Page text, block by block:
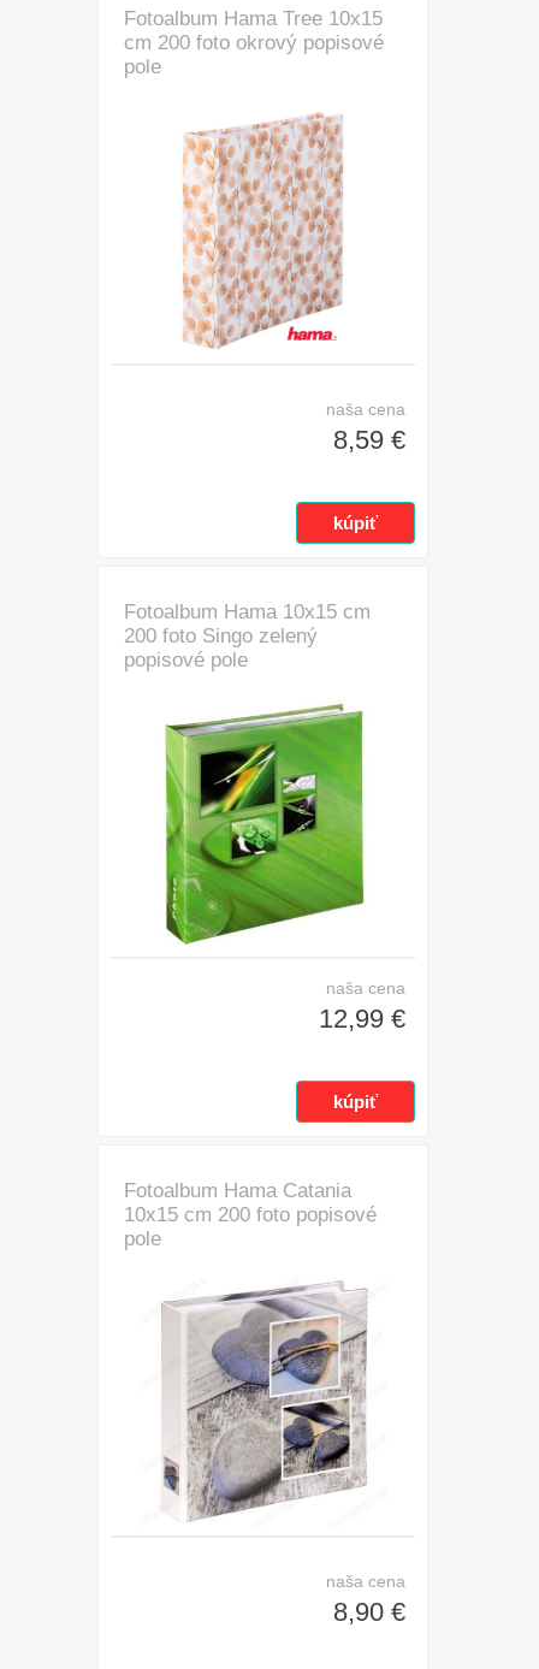
Fotoalbum Hama Tree 10x15
cm 200 foto okrový popisové
pole
naša cena
8,59 €
Fotoalbum Hama 10x15 cm
200 foto Singo zelený
popisové pole
naša cena
12,99 €
Fotoalbum Hama Catania
10x15 cm 200 foto popisové
pole
naša cena
8,90 €